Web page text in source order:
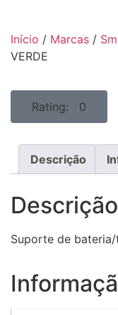
Início / Marcas /
VERDE
Rating: 0
Descrição
Descrição
Suporte de bateria/